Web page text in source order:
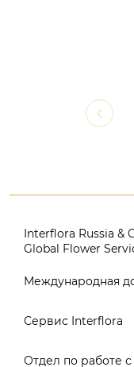
Interflora Russia &
Global Flower
Версия для
Поиск
Международная
Россия
Сервис Interflora
Заказ и оплата
Отдел по работе